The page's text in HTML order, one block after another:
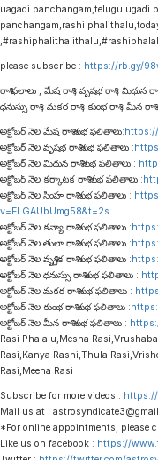
uagadi panchangam,telugu ugadi
panchangam,rashi
please subscribe : https://rb.gy/
రాశి ఫలాలు , మేష రాశి , వృషభ రాశి , మిథున రాశి
ధనుస్సు రాశి , మకర రాశి , కుంభ రాశి , మీన రాశి
అక్టోబర్ నెల మేష రాశి శుభ ఫలితాలు:
అక్టోబర్ నెల వృషభ రాశి శుభ ఫలితాలు :
అక్టోబర్ నెల మిథున రాశి శుభ ఫలితాలు :
అక్టోబర్ నెల కర్కాటక రాశి శుభ ఫలితాలు :
అక్టోబర్ నెల సింహ రాశి శుభ ఫలితాలు :
v=ELGAUbUmg58&t=2s
అక్టోబర్ నెల కన్యా రాశి శుభ ఫలితాలు :
అక్టోబర్ నెల తులా రాశి శుభ ఫలితాలు :
అక్టోబర్ నెల వృశ్చిక రాశి శుభ ఫలితాలు :
అక్టోబర్ నెల ధనుస్సు రాశి శుభ ఫలితాలు :
అక్టోబర్ నెల మకర రాశి శుభ ఫలితాలు :
అక్టోబర్ నెల కుంభ రాశి శుభ ఫలితాలు :
అక్టోబర్ నెల మీన రాశి శుభ ఫలితాలు :
Rasi Phalalu,Mesha
Rasi,Kanya Rashi,Thula
Rasi,Meena Rasi
Subscribe for more videos : https://
Mail us at :
*For online appointments, please
Like us on facebook : https://